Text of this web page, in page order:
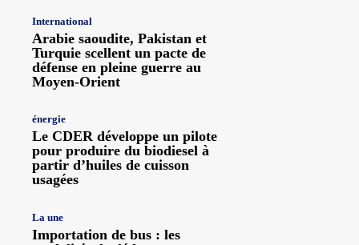
International
Arabie saoudite, Pakistan et
Turquie scellent un pacte de
défense en pleine guerre au
Moyen-Orient
énergie
Le CDER développe un pilote
pour produire du biodiesel à
partir d’huiles de cuisson
usagées
La une
Importation de bus : les